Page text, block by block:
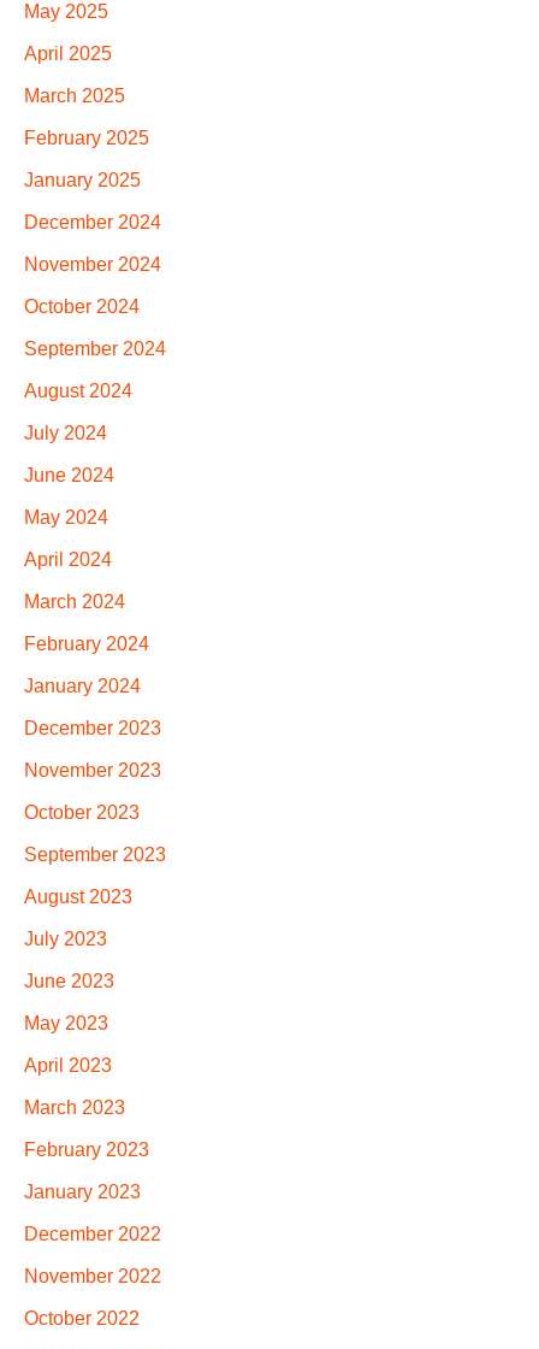
May 2025
April 2025
March 2025
February 2025
January 2025
December 2024
November 2024
October 2024
September 2024
August 2024
July 2024
June 2024
May 2024
April 2024
March 2024
February 2024
January 2024
December 2023
November 2023
October 2023
September 2023
August 2023
July 2023
June 2023
May 2023
April 2023
March 2023
February 2023
January 2023
December 2022
November 2022
October 2022